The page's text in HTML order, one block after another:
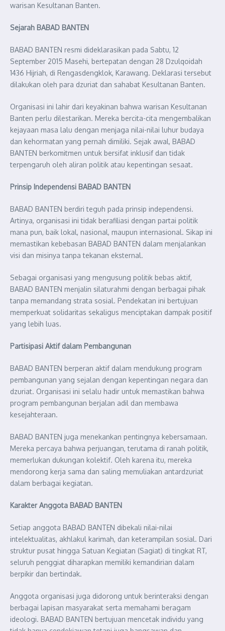
warisan Kesultanan Banten.
Sejarah BABAD BANTEN
BABAD BANTEN resmi dideklarasikan pada Sabtu, 12
September 2015 Masehi, bertepatan dengan 28 Dzulqoidah
1436 Hijriah, di Rengasdengklok, Karawang. Deklarasi tersebut
dilakukan oleh para dzuriat dan sahabat Kesultanan Banten.
Organisasi ini lahir dari keyakinan bahwa warisan Kesultanan
Banten perlu dilestarikan. Mereka bercita-cita mengembalikan
kejayaan masa lalu dengan menjaga nilai-nilai luhur budaya
dan kehormatan yang pernah dimiliki. Sejak awal, BABAD
BANTEN berkomitmen untuk bersifat inklusif dan tidak
terpengaruh oleh aliran politik atau kepentingan sesaat.
Prinsip Independensi BABAD BANTEN
BABAD BANTEN berdiri teguh pada prinsip independensi.
Artinya, organisasi ini tidak berafiliasi dengan partai politik
mana pun, baik lokal, nasional, maupun internasional. Sikap ini
memastikan kebebasan BABAD BANTEN dalam menjalankan
visi dan misinya tanpa tekanan eksternal.
Sebagai organisasi yang mengusung politik bebas aktif,
BABAD BANTEN menjalin silaturahmi dengan berbagai pihak
tanpa memandang strata sosial. Pendekatan ini bertujuan
memperkuat solidaritas sekaligus menciptakan dampak positif
yang lebih luas.
Partisipasi Aktif dalam Pembangunan
BABAD BANTEN berperan aktif dalam mendukung program
pembangunan yang sejalan dengan kepentingan negara dan
dzuriat. Organisasi ini selalu hadir untuk memastikan bahwa
program pembangunan berjalan adil dan membawa
kesejahteraan.
BABAD BANTEN juga menekankan pentingnya kebersamaan.
Mereka percaya bahwa perjuangan, terutama di ranah politik,
memerlukan dukungan kolektif. Oleh karena itu, mereka
mendorong kerja sama dan saling memuliakan antardzuriat
dalam berbagai kegiatan.
Karakter Anggota BABAD BANTEN
Setiap anggota BABAD BANTEN dibekali nilai-nilai
intelektualitas, akhlakul karimah, dan keterampilan sosial. Dari
struktur pusat hingga Satuan Kegiatan (Sagiat) di tingkat RT,
seluruh penggiat diharapkan memiliki kemandirian dalam
berpikir dan bertindak.
Anggota organisasi juga didorong untuk berinteraksi dengan
berbagai lapisan masyarakat serta memahami beragam
ideologi. BABAD BANTEN bertujuan mencetak individu yang